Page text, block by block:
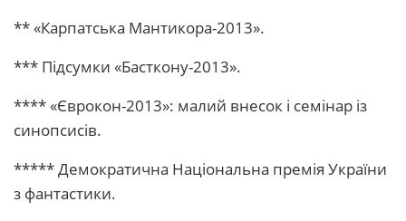
** «Карпатська Мантикора-2013».
*** Підсумки «Басткону-2013».
**** «Єврокон-2013»: малий внесок і семінар із
синопсисів.
***** Демократична Національна премія України
з фантастики.